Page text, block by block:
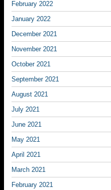
February 2022
January 2022
December 2021
November 2021
October 2021
September 2021
August 2021
July 2021
June 2021
May 2021
April 2021
March 2021
February 2021